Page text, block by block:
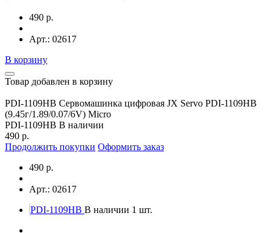
490 р.
Арт.: 02617
В корзину
Товар добавлен в корзину
PDI-1109HB Сервомашинка цифровая JX Servo PDI-1109HB
(9.45г/1.89/0.07/6V) Micro
PDI-1109HB В наличии
490 р.
Продолжить покупки Оформить заказ
490 р.
Арт.: 02617
PDI-1109HB В наличии 1 шт.